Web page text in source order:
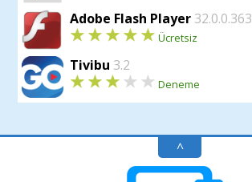
Adobe Flash Player 32.0.0.363
Ücretsiz
Tivibu 3.2
Deneme
^